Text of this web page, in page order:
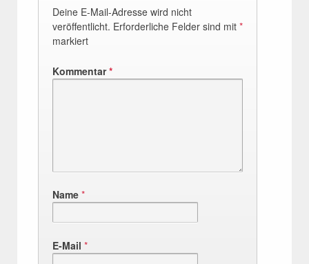
Deine E-Mail-Adresse wird nicht
veröffentlicht. Erforderliche Felder sind mit *
markiert
Kommentar*
Name *
E-Mail *